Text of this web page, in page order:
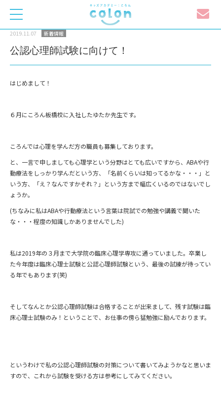
toggle
navigation
2019.11.07 新着情報
公認心理師試験に向けて！
はじめまして！
６月にころん板橋校に入社したゆたか先生です。
ころんでは心理を学んだ方の職員も募集しております。
と、一言で申しましても心理学という分野はとても広いですから、ABAや行
動療法をしっかり学んだという方、「名前くらいは知ってるかな・・・」と
いう方、「え？なんですかそれ？」という方まで幅広くいるのではないでし
ょうか。
(ちなみに私はABAや行動療法という言葉は院試での勉強や講義で聞いた
な・・・程度の知識しかありませんでした)
私は2019年の３月まで大学院の臨床心理学専攻に通っていました。卒業し
た今年度は臨床心理士試験と公認心理師試験という、最後の試練が待ってい
る年でもあります(笑)
そしてなんとか公認心理師試験は合格することが出来まして、残す試験は臨
床心理士試験のみ！ということで、お仕事の傍ら猛勉強に励んでおります。
というわけで私の公認心理師試験の対策について書いてみようかなと思いま
すので、これから試験を受ける方は参考にしてみてください。